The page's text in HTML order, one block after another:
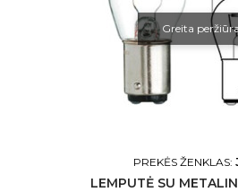
Greita peržiūra
PREKĖS ŽENKLAS:
LEMPUTĖ SU